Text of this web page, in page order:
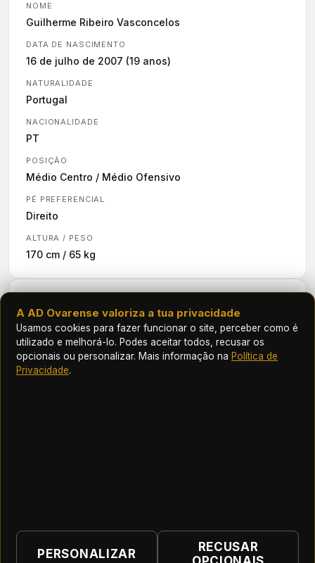
NOME
Guilherme Ribeiro Vasconcelos
DATA DE NASCIMENTO
16 de julho de 2007 (19 anos)
NATURALIDADE
Portugal
NACIONALIDADE
PT
POSIÇÃO
Médio Centro / Médio Ofensivo
PÉ PREFERENCIAL
Direito
ALTURA / PESO
170 cm / 65 kg
Futebol
ÉPOCA EQUIPA J G AST
ASSOCIAÇÃO DESPORTIVA OVARENSE
A AD Ovarense valoriza a tua privacidade
Usamos cookies para fazer funcionar o site, perceber como é
utilizado e melhorá-lo. Podes aceitar todos, recusar os
opcionais ou personalizar. Mais informação na Política de
Privacidade.
PERSONALIZAR
RECUSAR